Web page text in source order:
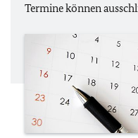
Termine können